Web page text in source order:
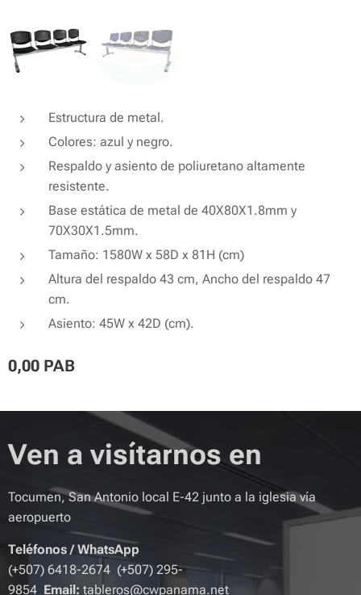
Estructura de metal.
Colores: azul y negro.
Respaldo y asiento de poliuretano altamente
resistente.
Base estática de metal de 40X80X1.8mm y
70X30X1.5mm.
Tamaño: 1580W x 58D x 81H (cm)
Altura del respaldo 43 cm, Ancho del respaldo 47
cm.
Asiento: 45W x 42D (cm).
0,00 PAB
Ven a visítarnos en
Tocumen, San Antonio local E-42 junto a la iglesia vía
aeropuerto
Teléfonos/WhatsApp
(+507) 6418-2674 (+507) 295-
9854 Email: tableros@cwpanama.net